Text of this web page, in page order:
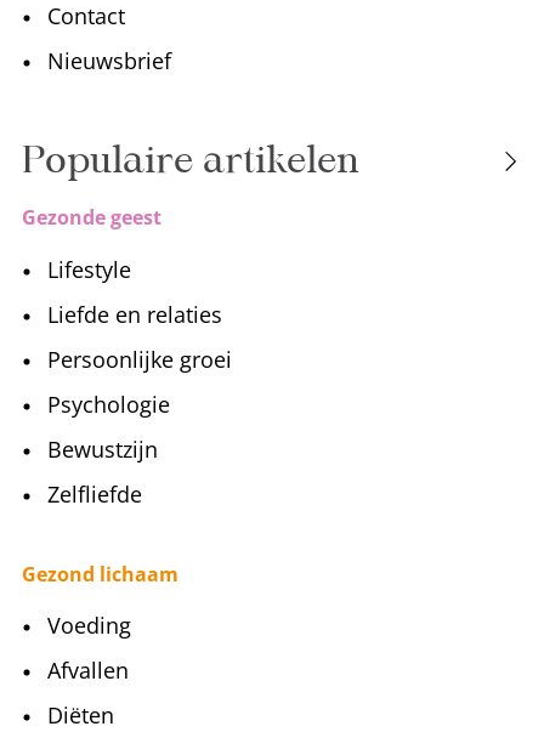
Contact
Nieuwsbrief
Populaire artikelen
Gezonde geest
Lifestyle
Liefde en relaties
Persoonlijke groei
Psychologie
Bewustzijn
Zelfliefde
Gezond lichaam
Voeding
Afvallen
Diëten